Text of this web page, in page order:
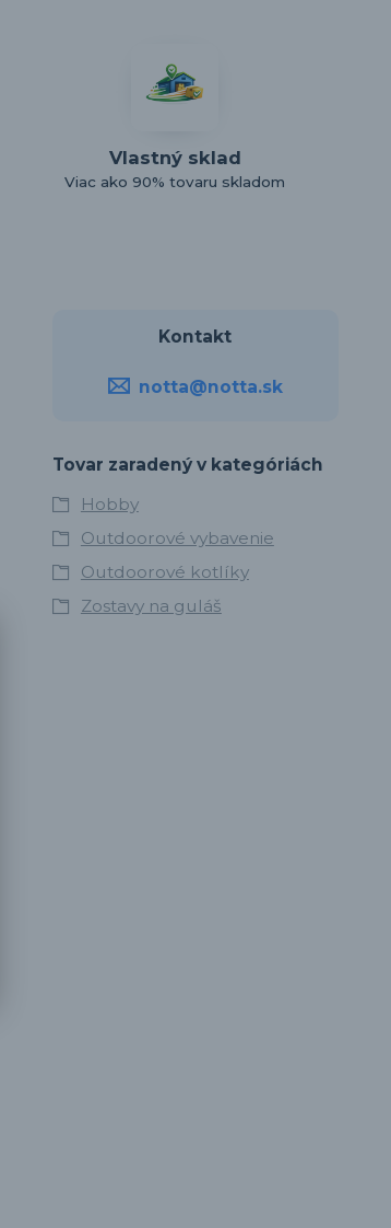
Vlastný sklad
Viac ako 90% tovaru skladom
Kontakt
notta@notta.sk
Tovar zaradený v kategóriách
Hobby
Outdoorové vybavenie
Outdoorové kotlíky
Zostavy na guláš